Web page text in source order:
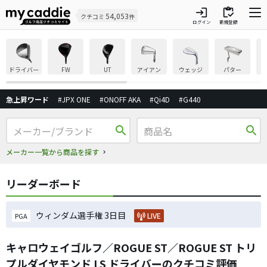
クチコミ 54,053件 login
ログイン
inventory
新規登録
ドライバー FW UT アイアン ウェッジ パター
急上昇ワード #JPX ONE #ONOFF AKA #Qi4D #G440
search
メーカー一覧から商品を探す
search
リーダーボード
PGA ウィンダム選手権 3日目 LIVE
キャロウェイゴルフ／ROGUE ST／ROGUE ST トリ
プルダイヤモンド LS ドライバーのクチコミ評価